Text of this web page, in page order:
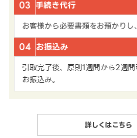
03 手続き代行
お客様から必要書類をお預かりし
04 お振込み
引取完了後、原則1週間から2週
お振込み。
詳しくはこちら